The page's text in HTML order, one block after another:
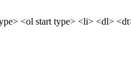
<ol start type> <li> <dl>